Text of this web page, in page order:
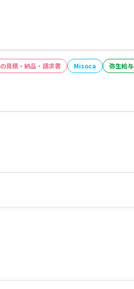
見積・納品・請求書 Misoca 弥生給与